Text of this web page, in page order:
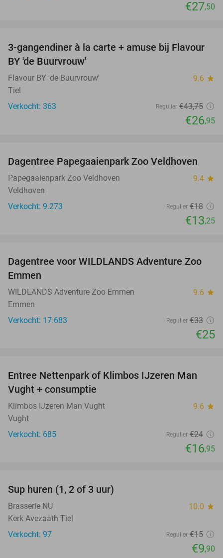
€27,50
38%
3-gangendiner à la carte + amuse bij Flavour
BY 'de Buurvrouw'
Flavour BY 'de Buurvrouw' 9.6 star
Tiel
Verkocht: 363
Regulier €43,75
€26,95
26%
Dagentree Papegaaienpark Zoo Veldhoven
Papegaaienpark Zoo Veldhoven 9.4 star
Veldhoven
Verkocht: 9.273
Regulier €18
€13,25
24%
Dagentree voor WILDLANDS Adventure Zoo
Emmen
WILDLANDS Adventure Zoo Emmen 9.6 star
Emmen
Verkocht: 17.683
Regulier €33
€25
29%
Entree Nettenpark of Klimbos IJzeren Man
Vught + consumptie
Klimbos IJzeren Man Vught 9.6 star
Vught
Verkocht: 685
Regulier €24
€16,95
Sup huren (1, 2 of 3 uur)
Brasserie NU 10.0 star
Kerk Avezaath Tiel
Verkocht: 97
Regulier €15
€9,90